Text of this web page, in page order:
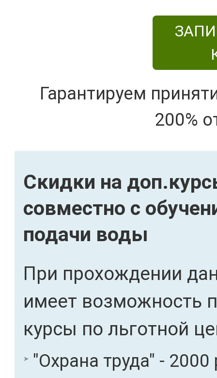
Гарантируем
200%
Скидки на
совместно с
подачи воды
При прохождении
имеет возможность
курсы по льготной
"Охрана труда" - 2000